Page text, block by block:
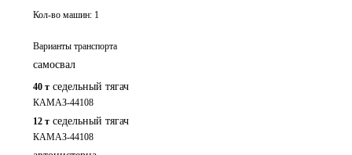
Кол-во машин: 1
Варианты транспорта
самосвал
40 т седельный тягач
КАМАЗ-44108
12 т седельный тягач
КАМАЗ-44108